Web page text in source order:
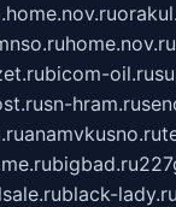
home.nov.ru
bicom-oil.ru
sn-hram.ru
anamvkusno.ru
bigbad.ru
black-lady.ru